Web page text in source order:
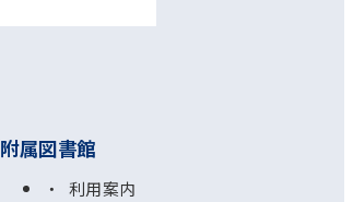
附属図書館
利用案内